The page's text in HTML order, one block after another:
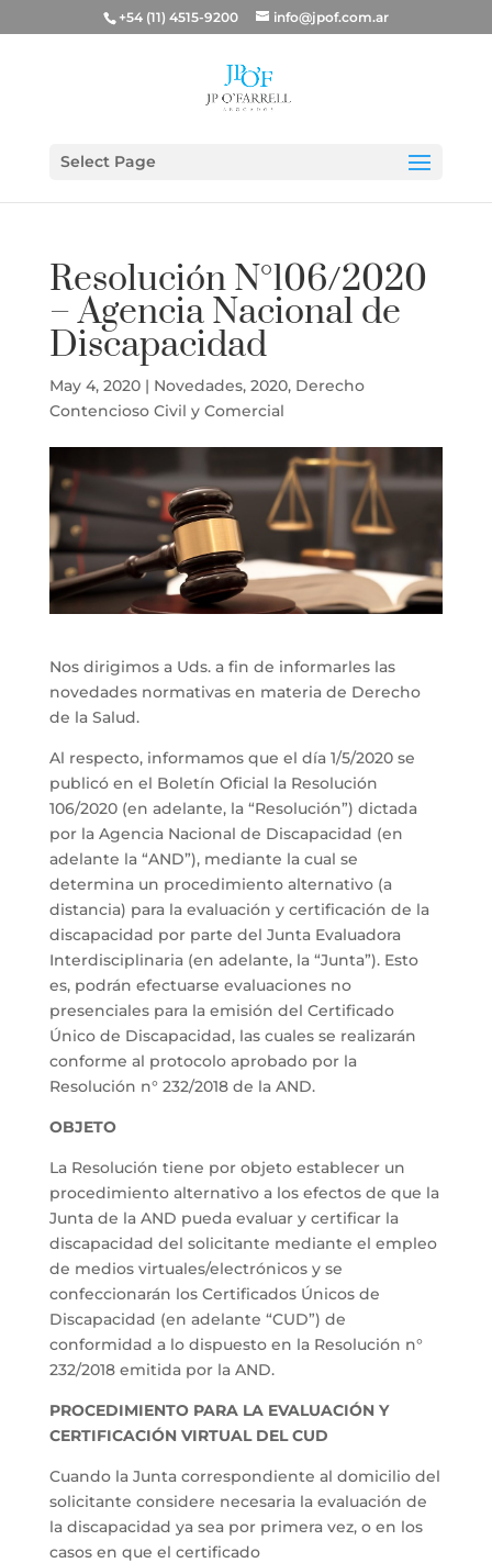
+54 (11) 4515-9200 info@jpof.com.ar
Select Page
Resolución N°106/2020
– Agencia Nacional de
Discapacidad
May 4, 2020| Novedades, 2020, Derecho
Contencioso Civil y Comercial
Nos dirigimos a Uds. a fin de informarles las
novedades normativas en materia de Derecho
de la Salud.
Al respecto, informamos que el día 1/5/2020 se
publicó en el Boletín Oficial la Resolución
106/2020 (en adelante, la “Resolución”) dictada
por la Agencia Nacional de Discapacidad (en
adelante la “AND”), mediante la cual se
determina un procedimiento alternativo (a
distancia) para la evaluación y certificación de la
discapacidad por parte del Junta Evaluadora
Interdisciplinaria (en adelante, la “Junta”). Esto
es, podrán efectuarse evaluaciones no
presenciales para la emisión del Certificado
Único de Discapacidad, las cuales se realizarán
conforme al protocolo aprobado por la
Resolución n° 232/2018 de la AND.
OBJETO
La Resolución tiene por objeto establecer un
procedimiento alternativo a los efectos de que la
Junta de la AND pueda evaluar y certificar la
discapacidad del solicitante mediante el empleo
de medios virtuales/electrónicos y se
confeccionarán los Certificados Únicos de
Discapacidad (en adelante “CUD”) de
conformidad a lo dispuesto en la Resolución n°
232/2018 emitida por la AND.
PROCEDIMIENTO PARA LA EVALUACIÓN Y
CERTIFICACIÓN VIRTUAL DEL CUD
Cuando la Junta correspondiente al domicilio del
solicitante considere necesaria la evaluación de
la discapacidad ya sea por primera vez, o en los
casos en que el certificado